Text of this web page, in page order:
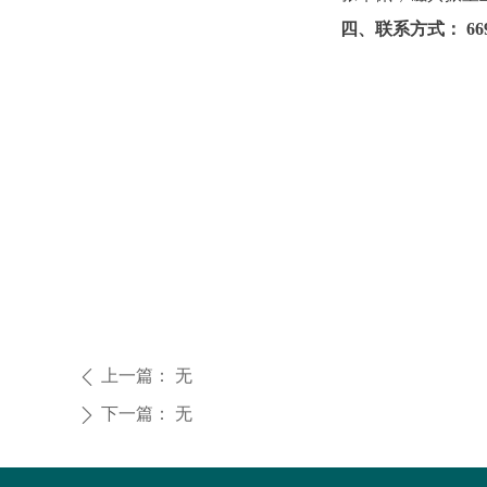
ꄲ 下一篇： 无
ꄴ 上一篇： 无
四、联系方式：